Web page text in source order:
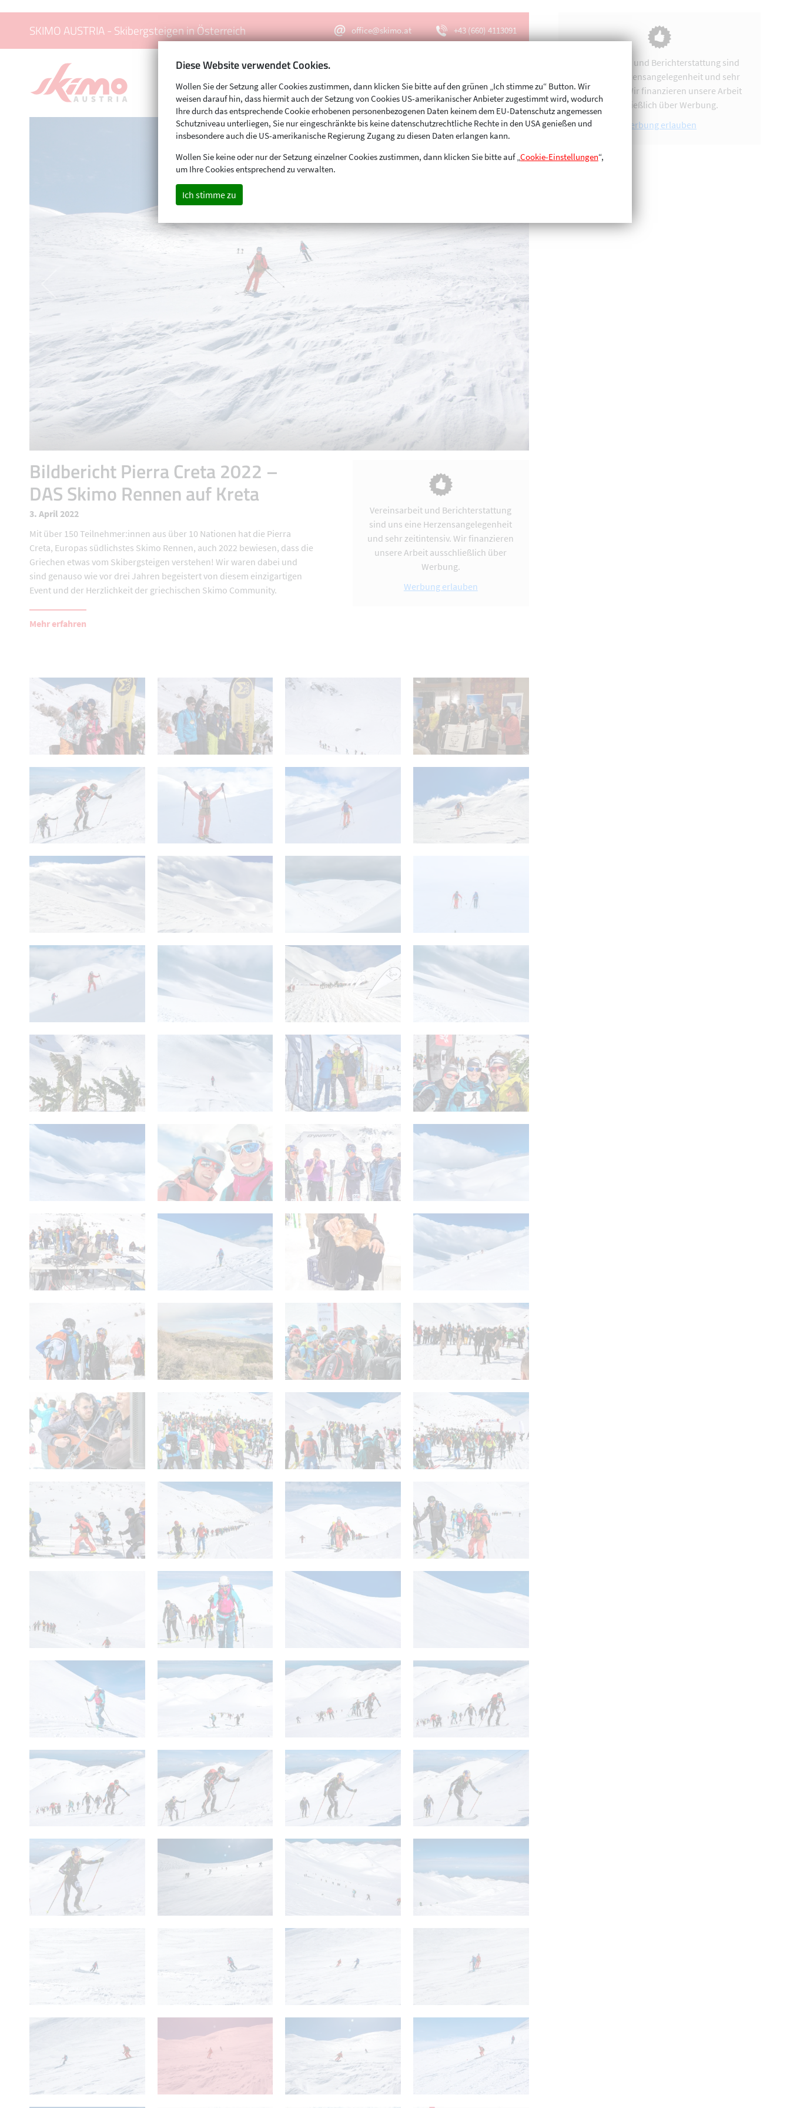
SKIMO AUSTRIA - Skibergsteigen in Österreich office@skimo.at +43 (660) 4113091
Menu
Bildbericht Pierra Creta 2022 –
DAS Skimo Rennen auf Kreta
3. April 2022
Mit über 150 Teilnehmer:innen aus über 10 Nationen hat die Pierra
Creta, Europas südlichstes Skimo Rennen, auch 2022 bewiesen, dass die
Griechen etwas vom Skibergsteigen verstehen! Wir waren dabei und
sind genauso wie vor drei Jahren begeistert von diesem einzigartigen
Event und der Herzlichkeit der griechischen Skimo Community.
Mehr erfahren
Vereinsarbeit und Berichterstattung
sind uns eine Herzensangelegenheit
und sehr zeitintensiv. Wir finanzieren
unsere Arbeit ausschließlich über
Werbung.
Werbung erlauben
Vereinsarbeit und Berichterstattung sind
uns eine Herzensangelegenheit und sehr
zeitintensiv. Wir finanzieren unsere Arbeit
ausschließlich über Werbung.
Werbung erlauben
Diese Website verwendet Cookies.
Wollen Sie der Setzung aller Cookies zustimmen, dann klicken Sie bitte auf den grünen „Ich stimme zu“ Button. Wir
weisen darauf hin, dass hiermit auch der Setzung von Cookies US-amerikanischer Anbieter zugestimmt wird, wodurch
Ihre durch das entsprechende Cookie erhobenen personenbezogenen Daten keinem dem EU-Datenschutz angemessen
Schutzniveau unterliegen, Sie nur eingeschränkte bis keine datenschutzrechtliche Rechte in den USA genießen und
insbesondere auch die US-amerikanische Regierung Zugang zu diesen Daten erlangen kann.
Wollen Sie keine oder nur der Setzung einzelner Cookies zustimmen, dann klicken Sie bitte auf „Cookie-Einstellungen“,
um Ihre Cookies entsprechend zu verwalten.
Ich stimme zu